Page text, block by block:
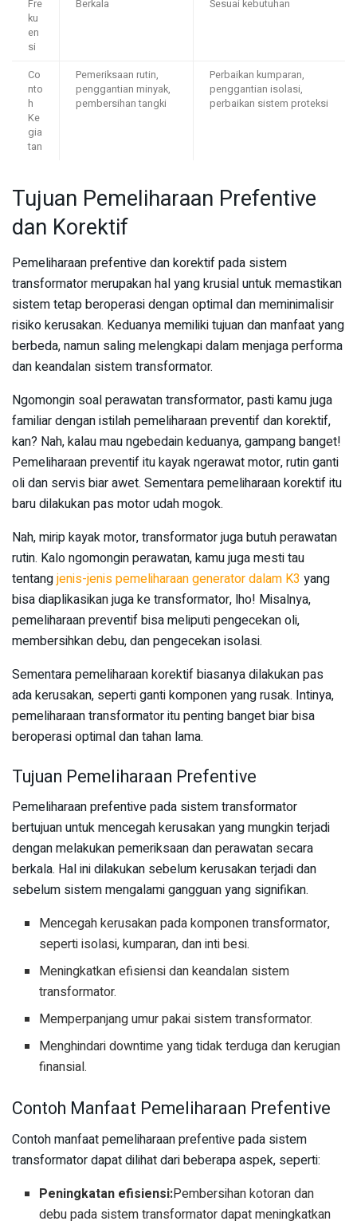
Fre
ku
en
si
Berkala Sesuai kebutuhan
Co
nto
h
Ke
gia
tan
Pemeriksaan rutin,
penggantian minyak,
pembersihan tangki
Perbaikan kumparan,
penggantian isolasi,
perbaikan sistem proteksi
Tujuan Pemeliharaan Prefentive
dan Korektif
Pemeliharaan prefentive dan korektif pada sistem
transformator merupakan hal yang krusial untuk memastikan
sistem tetap beroperasi dengan optimal dan meminimalisir
risiko kerusakan. Keduanya memiliki tujuan dan manfaat yang
berbeda, namun saling melengkapi dalam menjaga performa
dan keandalan sistem transformator.
Ngomongin soal perawatan transformator, pasti kamu juga
familiar dengan istilah pemeliharaan preventif dan korektif,
kan? Nah, kalau mau ngebedain keduanya, gampang banget!
Pemeliharaan preventif itu kayak ngerawat motor, rutin ganti
oli dan servis biar awet. Sementara pemeliharaan korektif itu
baru dilakukan pas motor udah mogok.
Nah, mirip kayak motor, transformator juga butuh perawatan
rutin. Kalo ngomongin perawatan, kamu juga mesti tau
tentangjenis-jenis pemeliharaan generator dalam K3 yang
bisa diaplikasikan juga ke transformator, lho! Misalnya,
pemeliharaan preventif bisa meliputi pengecekan oli,
membersihkan debu, dan pengecekan isolasi.
Sementara pemeliharaan korektif biasanya dilakukan pas
ada kerusakan, seperti ganti komponen yang rusak. Intinya,
pemeliharaan transformator itu penting banget biar bisa
beroperasi optimal dan tahan lama.
Tujuan Pemeliharaan Prefentive
Pemeliharaan prefentive pada sistem transformator
bertujuan untuk mencegah kerusakan yang mungkin terjadi
dengan melakukan pemeriksaan dan perawatan secara
berkala. Hal ini dilakukan sebelum kerusakan terjadi dan
sebelum sistem mengalami gangguan yang signifikan.
Mencegah kerusakan pada komponen transformator,
seperti isolasi, kumparan, dan inti besi.
Meningkatkan efisiensi dan keandalan sistem
transformator.
Memperpanjang umur pakai sistem transformator.
Menghindari downtime yang tidak terduga dan kerugian
finansial.
Contoh Manfaat Pemeliharaan Prefentive
Contoh manfaat pemeliharaan prefentive pada sistem
transformator dapat dilihat dari beberapa aspek, seperti:
Peningkatan efisiensi:Pembersihan kotoran dan
debu pada sistem transformator dapat meningkatkan